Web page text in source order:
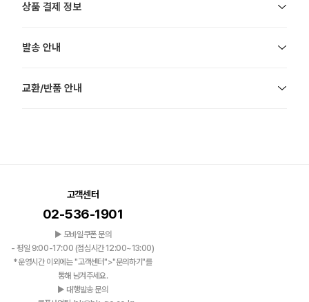
상품 결제 정보
발송 안내
교환/반품 안내
고객센터
02-536-1901
▶ 모바일쿠폰 문의
- 평일 9:00-17:00 (점심시간 12:00~13:00)
*운영시간 이외에는 "고객센터">"문의하기"를
통해 남겨주세요.
▶ 대행발송 문의